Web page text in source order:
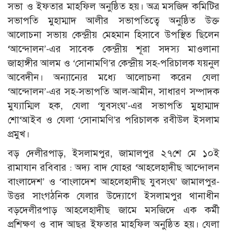
সভা ও ইফতার মাহফিল অনুষ্ঠিত হয়। অত্র মসজিদ কমিটির
সভাপতি মুহাম্মাদ আলীর সভাপতিত্বে অনুষ্ঠিত উক্ত
আলোচনা সভায় কেন্দ্রীয় মেহমান হিসাবে উপস্থিত ছিলেন
‘আন্দোলন’-এর সাবেক কেন্দ্রীয় শূরা সদস্য মাওলানা
জাহাঙ্গীর আলম ও ‘সোনামণি’র কেন্দ্রীয় সহ-পরিচালক যয়নুল
আবেদীন। অন্যান্যের মধ্যে আলোচনা করেন যেলা
‘আন্দোলন’-এর সহ-সভাপতি আল-আমীন, সাধারণ সম্পাদক
মুয্যাম্মিল হক, যেলা ‘যুবসংঘ’-এর সভাপতি মুহাম্মাদ
শো‘আইব ও যেলা ‘সোনামণি’র পরিচালক রবীউল ইসলাম
প্রমুখ।
বড় দেলীরপাড়, ইসলামপুর, জামালপুর ২৭শে মে ১০ই
রামাযান রবিবার : অদ্য বাদ যোহর ‘আহলেহাদীছ আন্দোলন
বাংলাদেশ’ ও ‘বাংলাদেশ আহলেহাদীছ যুবসংঘ’ জামালপুর-
উত্তর সাংগঠনিক যেলার উদ্যোগে ইসলামপুর থানাধীন
বড়দেলীরপাড় আহলেহাদীছ জামে মসজিদে এক কর্মী
প্রশিক্ষণ ও বাদ আছর ইফতার মাহফিল অনুষ্ঠিত হয়। যেলা